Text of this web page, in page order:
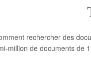
rechercher des
million de documents de